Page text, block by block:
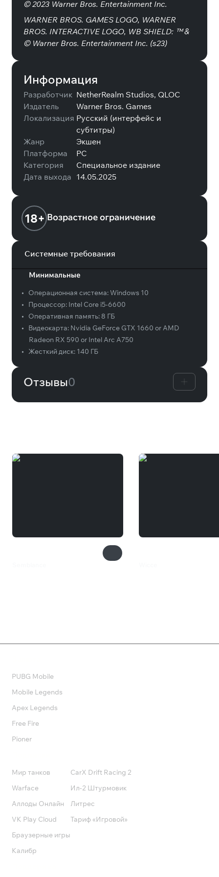
© 2023 Warner Bros. Entertainment Inc.
WARNER BROS. GAMES LOGO, WARNER
BROS. INTERACTIVE LOGO, WB SHIELD: ™ &
© Warner Bros. Entertainment Inc. (s23)
Информация
Разработчик NetherRealm Studios, QLOC
Издатель
Warner Bros. Games
Локализация Русский (интерфейс и
субтитры)
Жанр
Экшен
Платформа
PC
Категория
Специальное издание
Дата выхода 14.05.2025
18+ Возрастное ограничение
Системные требования
Минимальные
• Операционная система:Windows 10
•
Процессор: Intel Core i5-6600
•
Оперативная память: 8 ГБ
•
Видеокарта: Nvidia GeForce GTX 1660 or AMD
Radeon RX 590 or Intel Arc A750
•
Жесткий диск: 140 ГБ
Отзывы0
PUBG Mobile
Mobile Legends
Apex Legends
Free Fire
Pioner
Мир танков
Warface
Аллоды Онлайн
VK Play Cloud
Браузерные игры
Калибр
CarX Drift Racing 2
Ил-2 Штурмовик
Литрес
Тариф «Игровой»